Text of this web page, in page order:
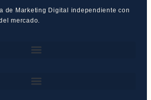
de Marketing Digital independiente con
mercado.